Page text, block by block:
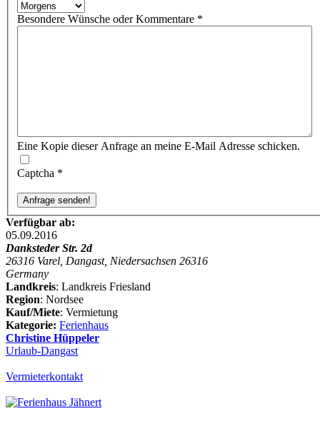
Besondere Wünsche oder Kommentare *
Eine Kopie dieser Anfrage an meine E-Mail Adresse schicken.
Captcha *
Verfügbar ab:
05.09.2016
Danksteder Str. 2d
26316 Varel, Dangast, Niedersachsen 26316
Germany
Landkreis: Landkreis Friesland
Region: Nordsee
Kauf/Miete: Vermietung
Kategorie: Ferienhaus
Christine Hüppeler
Urlaub-Dangast
Vermieterkontakt